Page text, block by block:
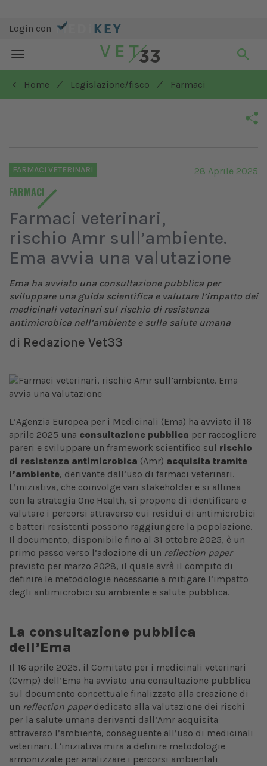
Login con
Toggle
navigation
< Home
/ Legislazione/fisco / Farmaci
FARMACI VETERINARI
FARMACI
28 Aprile 2025
Farmaci veterinari,
rischio Amr sull’ambiente.
Ema avvia una valutazione
Ema ha avviato una consultazione pubblica per
sviluppare una guida scientifica e valutare l’impatto dei
medicinali veterinari sul rischio di resistenza
antimicrobica nell’ambiente e sulla salute umana
di Redazione Vet33
L’Agenzia Europea per i Medicinali (Ema) ha avviato il 16
aprile 2025 una consultazione pubblica per raccogliere
pareri e sviluppare un framework scientifico sul rischio
di resistenza antimicrobica (Amr) acquisita tramite
l’ambiente, derivante dall’uso di farmaci veterinari.
L’iniziativa, che coinvolge vari stakeholder e si allinea
con la strategia One Health, si propone di identificare e
valutare i percorsi attraverso cui residui di antimicrobici
e batteri resistenti possono raggiungere la popolazione.
Il documento, disponibile fino al 31 ottobre 2025, è un
primo passo verso l’adozione di un reflection paper
previsto per marzo 2028, il quale avrà il compito di
definire le metodologie necessarie a mitigare l’impatto
degli antimicrobici su ambiente e salute pubblica.
La consultazione pubblica
dell’Ema
Il 16 aprile 2025, il Comitato per i medicinali veterinari
(Cvmp) dell’Ema ha avviato una consultazione pubblica
sul documento concettuale finalizzato alla creazione di
un reflection paperdedicato alla valutazione dei rischi
per la salute umana derivanti dall’Amr acquisita
attraverso l’ambiente, conseguente all’uso di medicinali
veterinari. L’iniziativa mira a definire metodologie
armonizzate per analizzare i percorsi ambientali